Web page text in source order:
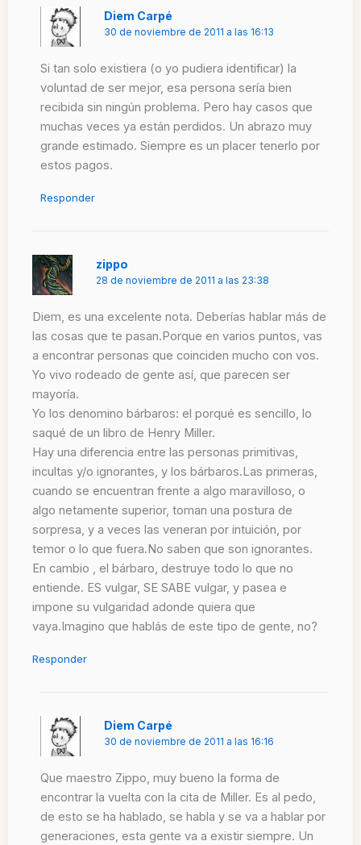
Diem Carpé
30 de noviembre de 2011 a las 16:13
Si tan solo existiera (o yo pudiera identificar) la
voluntad de ser mejor, esa persona sería bien
recibida sin ningún problema. Pero hay casos que
muchas veces ya están perdidos. Un abrazo muy
grande estimado. Siempre es un placer tenerlo por
estos pagos.
Responder
zippo
28 de noviembre de 2011 a las 23:38
Diem, es una excelente nota. Deberías hablar más de
las cosas que te pasan.Porque en varios puntos, vas
a encontrar personas que coinciden mucho con vos.
Yo vivo rodeado de gente así, que parecen ser
mayoría.
Yo los denomino bárbaros: el porqué es sencillo, lo
saqué de un libro de Henry Miller.
Hay una diferencia entre las personas primitivas,
incultas y/o ignorantes, y los bárbaros.Las primeras,
cuando se encuentran frente a algo maravilloso, o
algo netamente superior, toman una postura de
sorpresa, y a veces las veneran por intuición, por
temor o lo que fuera.No saben que son ignorantes.
En cambio , el bárbaro, destruye todo lo que no
entiende. ES vulgar, SE SABE vulgar, y pasea e
impone su vulgaridad adonde quiera que
vaya.Imagino que hablás de este tipo de gente, no?
Responder
Diem Carpé
30 de noviembre de 2011 a las 16:16
Que maestro Zippo, muy bueno la forma de
encontrar la vuelta con la cita de Miller. Es al pedo,
de esto se ha hablado, se habla y se va a hablar por
generaciones, esta gente va a existir siempre. Un